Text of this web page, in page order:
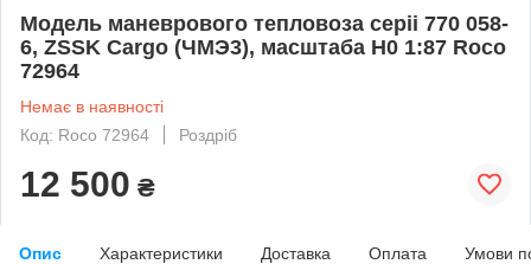
Модель маневрового тепловоза серii 770 058-
6, ZSSK Cargo (ЧМЭ3), масштаба Н0 1:87 Roco
72964
Немає в наявності
Код: Roco 72964
Роздріб
12 500 ₴
Опис Характеристики Доставка Оплата Умови